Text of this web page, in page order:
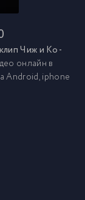
Чиж и Ко -
онлайн в
Android, iphone